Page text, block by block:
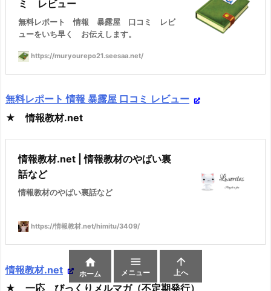
ミ レビュー
無料レポート 情報 暴露屋 口コミ レビ
ューをいち早く お伝えします。
https://muryourepo21.seesaa.net/
無料レポート 情報 暴露屋 口コミ レビュー
★ 情報教材.net
情報教材.net | 情報教材のやばい裏
話など
情報教材のやばい裏話など
https://情報教材.net/himitu/3409/
情報教材.net
★ 一応 びっくりメルマガ（不定期発行）

ホーム

メニュー

上へ